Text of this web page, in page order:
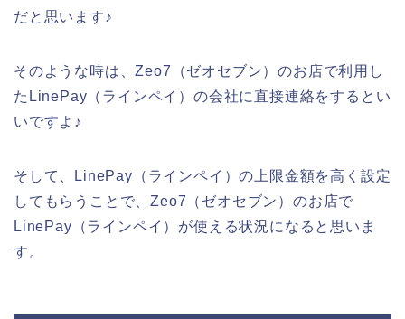
だと思います♪
そのような時は、Zeo7（ゼオセブン）のお店で利用し
たLinePay（ラインペイ）の会社に直接連絡をするとい
いですよ♪
そして、LinePay（ラインペイ）の上限金額を高く設定
してもらうことで、Zeo7（ゼオセブン）のお店で
LinePay（ラインペイ）が使える状況になると思いま
す。